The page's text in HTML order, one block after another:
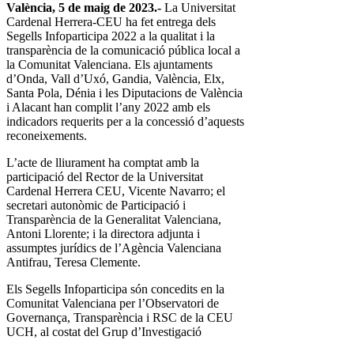
València, 5 de maig de 2023.- La Universitat
Cardenal Herrera-CEU ha fet entrega dels
Segells Infoparticipa 2022 a la qualitat i la
transparència de la comunicació pública local a
la Comunitat Valenciana. Els ajuntaments
d’Onda, Vall d’Uxó, Gandia, València, Elx,
Santa Pola, Dénia i les Diputacions de València
i Alacant han complit l’any 2022 amb els
indicadors requerits per a la concessió d’aquests
reconeixements.
L’acte de lliurament ha comptat amb la
participació del Rector de la Universitat
Cardenal Herrera CEU, Vicente Navarro; el
secretari autonòmic de Participació i
Transparència de la Generalitat Valenciana,
Antoni Llorente; i la directora adjunta i
assumptes jurídics de l’Agència Valenciana
Antifrau, Teresa Clemente.
Els Segells Infoparticipa són concedits en la
Comunitat Valenciana per l’Observatori de
Governança, Transparència i RSC de la CEU
UCH, al costat del Grup d’Investigació